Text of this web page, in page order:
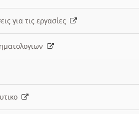
για τις εργασίες